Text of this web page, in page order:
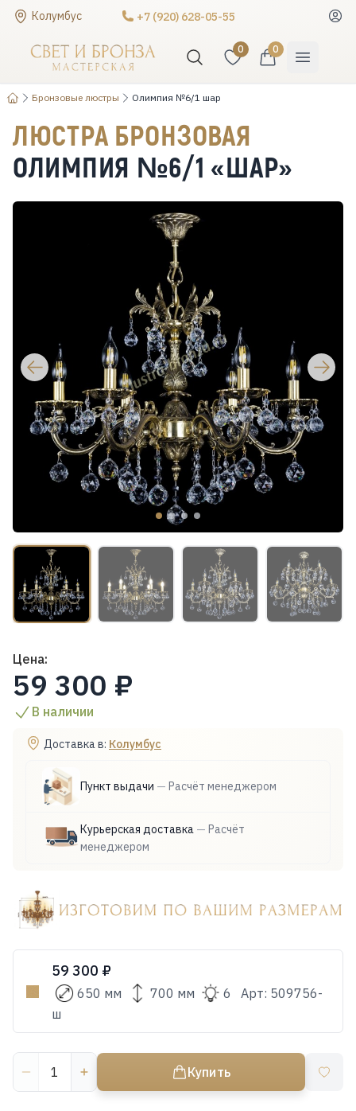
Колумбус +7 (920) 628-05-55
0 0
Бронзовые люстры Олимпия №6/1 шар
ЛЮСТРА БРОНЗОВАЯ
ОЛИМПИЯ №6/1 «ШАР»
Цена:
59 300 ₽
В наличии
Доставка в: Колумбус
Пункт выдачи — Расчёт менеджером
Курьерская доставка — Расчёт
менеджером
59 300 ₽
650 мм 700 мм 6 Арт: 509756-
ш
Купить